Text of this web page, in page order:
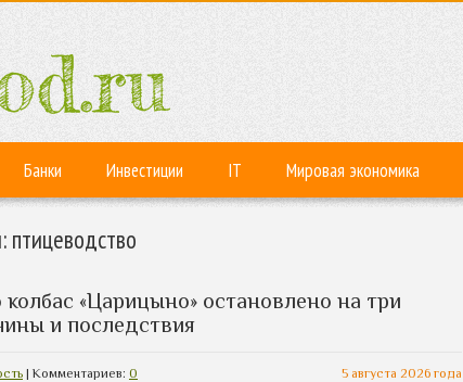
Банки Инвестиции IT Мировая экономика
птицеводство
«Царицыно» остановлено на три
и последствия
5 августа 2026 года
| Комментариев: 0